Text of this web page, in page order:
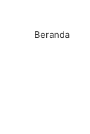
Beranda